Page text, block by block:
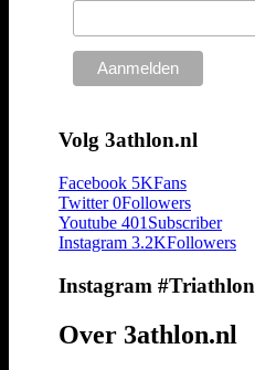
Volg 3athlon.nl
Facebook 5KFans
Twitter 0Followers
Youtube 401 Subscriber
Instagram 3.2KFollowers
Instagram #Triathlon
Over 3athlon.nl